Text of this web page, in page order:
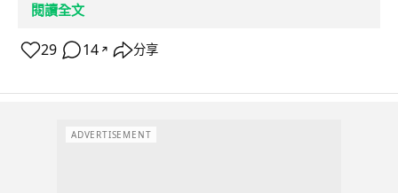
閱讀全文
29 14 ↗ 分享
ADVERTISEMENT